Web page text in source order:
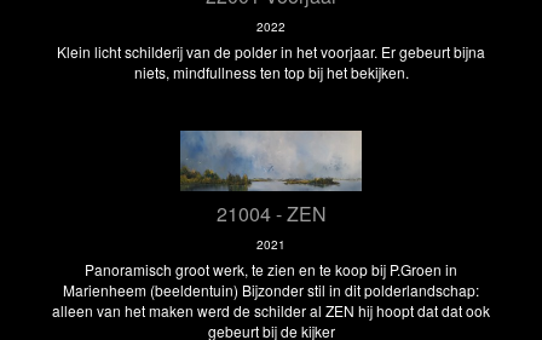
2022
Klein licht schilderij van de polder in het voorjaar. Er gebeurt bijna
niets, mindfullness ten top bij het bekijken.
21004 - ZEN
2021
Panoramisch groot werk, te zien en te koop bij P.Groen in
Marienheem (beeldentuin) Bijzonder stil in dit polderlandschap:
alleen van het maken werd de schilder al ZEN hij hoopt dat dat ook
gebeurt bij de kijker